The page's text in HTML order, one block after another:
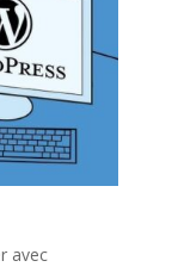
avec